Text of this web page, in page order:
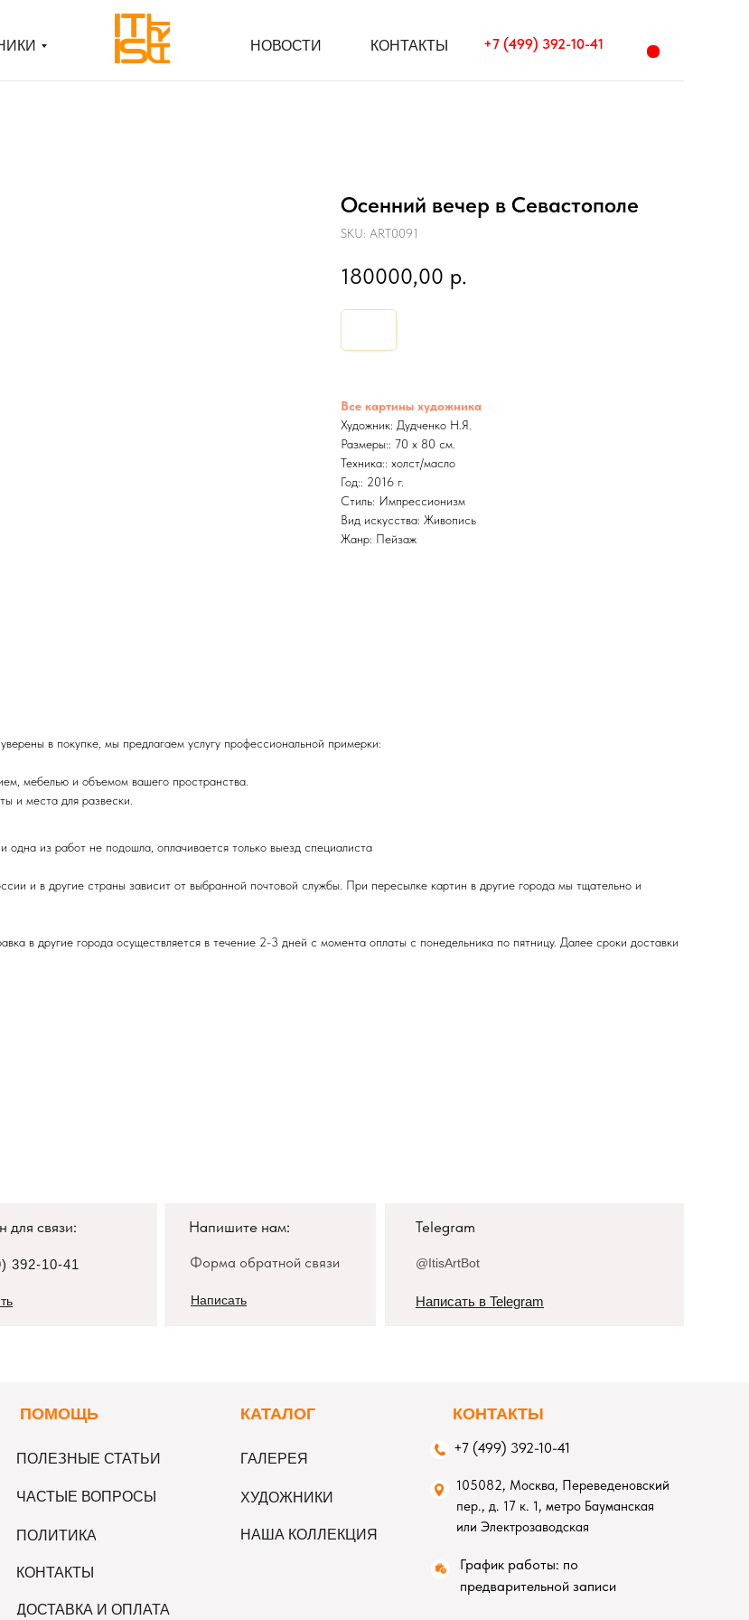
КОНТАКТЫ
НОВОСТИ +7 (499) 392-10-41
КОНТАКТЫ
НОВОСТИ +7 (499) 392-10-41
Осенний вечер в Севастополе
SKU: ART0091
180000,00 р.
Все картины художника
Художник: Дудченко Н.Я.
Размеры:: 70 x 80 см.
Техника:: холст/масло
Год:: 2016 г.
Стиль: Импрессионизм
Вид искусства: Живопись
Жанр: Пейзаж
в покупке, мы предлагаем услугу профессиональной примерки:
мебелью и объемом вашего пространства.
и места для развески.
одна из работ не подошла, оплачивается только выезд специалиста
и в другие страны зависит от выбранной почтовой службы. При пересылке картин в другие города мы тщательно и
в другие города осуществляется в течение 2-3 дней с момента оплаты с понедельника по пятницу. Далее сроки доставки
для связи: Напишите нам: Telegram
392-10-41
Написать Написать в Telegram
Форма обратной связи @ItisArtBot
ГАЛЕРЕЯ
КОНТАКТЫ
КАТАЛОГ
ПОМОЩЬ
ХУДОЖНИКИ
ЧАСТЫЕ ВОПРОСЫ
ПОЛЕЗНЫЕ СТАТЬИ
КОНТАКТЫ
ДОСТАВКА И ОПЛАТА
ПОЛИТИКА НАША КОЛЛЕКЦИЯ
105082, Москва, Переведеновский
пер., д. 17 к. 1, метро Бауманская
или Электрозаводская
+7 (499) 392-10-41
График работы: по
предварительной записи